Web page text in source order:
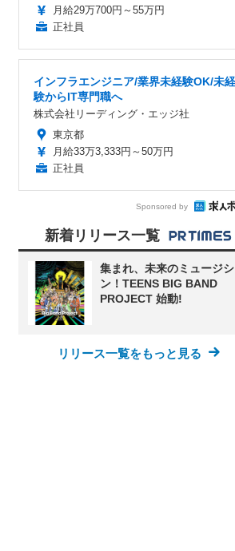
月給29万700円～55万円
正社員
インフラエンジニア/業界未経験OK/未経
験からIT専門職へ
株式会社リーディング・エッジ社
東京都
月給33万3,333円～50万円
正社員
Sponsored by
新着リリース一覧
集まれ、未来のミュージ
ン！TEENS BIG BAND
PROJECT 始動!
リリース一覧をもっと見る